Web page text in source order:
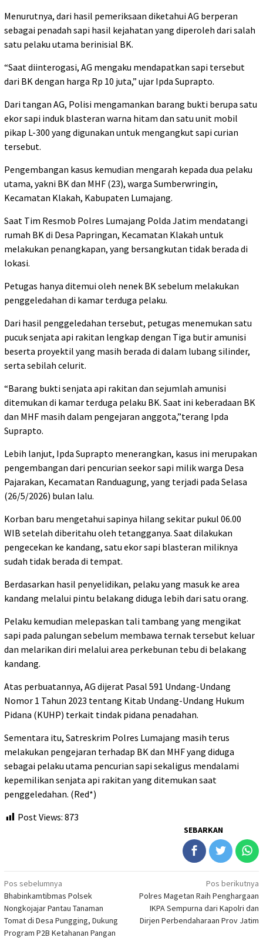
Menurutnya, dari hasil pemeriksaan diketahui AG berperan
sebagai penadah sapi hasil kejahatan yang diperoleh dari salah
satu pelaku utama berinisial BK.
“Saat diinterogasi, AG mengaku mendapatkan sapi tersebut
dari BK dengan harga Rp 10 juta,” ujar Ipda Suprapto.
Dari tangan AG, Polisi mengamankan barang bukti berupa satu
ekor sapi induk blasteran warna hitam dan satu unit mobil
pikap L-300 yang digunakan untuk mengangkut sapi curian
tersebut.
Pengembangan kasus kemudian mengarah kepada dua pelaku
utama, yakni BK dan MHF (23), warga Sumberwringin,
Kecamatan Klakah, Kabupaten Lumajang.
Saat Tim Resmob Polres Lumajang Polda Jatim mendatangi
rumah BK di Desa Papringan, Kecamatan Klakah untuk
melakukan penangkapan, yang bersangkutan tidak berada di
lokasi.
Petugas hanya ditemui oleh nenek BK sebelum melakukan
penggeledahan di kamar terduga pelaku.
Dari hasil penggeledahan tersebut, petugas menemukan satu
pucuk senjata api rakitan lengkap dengan Tiga butir amunisi
beserta proyektil yang masih berada di dalam lubang silinder,
serta sebilah celurit.
“Barang bukti senjata api rakitan dan sejumlah amunisi
ditemukan di kamar terduga pelaku BK. Saat ini keberadaan BK
dan MHF masih dalam pengejaran anggota,”terang Ipda
Suprapto.
Lebih lanjut, Ipda Suprapto menerangkan, kasus ini merupakan
pengembangan dari pencurian seekor sapi milik warga Desa
Pajarakan, Kecamatan Randuagung, yang terjadi pada Selasa
(26/5/2026) bulan lalu.
Korban baru mengetahui sapinya hilang sekitar pukul 06.00
WIB setelah diberitahu oleh tetangganya. Saat dilakukan
pengecekan ke kandang, satu ekor sapi blasteran miliknya
sudah tidak berada di tempat.
Berdasarkan hasil penyelidikan, pelaku yang masuk ke area
kandang melalui pintu belakang diduga lebih dari satu orang.
Pelaku kemudian melepaskan tali tambang yang mengikat
sapi pada palungan sebelum membawa ternak tersebut keluar
dan melarikan diri melalui area perkebunan tebu di belakang
kandang.
Atas perbuatannya, AG dijerat Pasal 591 Undang-Undang
Nomor 1 Tahun 2023 tentang Kitab Undang-Undang Hukum
Pidana (KUHP) terkait tindak pidana penadahan.
Sementara itu, Satreskrim Polres Lumajang masih terus
melakukan pengejaran terhadap BK dan MHF yang diduga
sebagai pelaku utama pencurian sapi sekaligus mendalami
kepemilikan senjata api rakitan yang ditemukan saat
penggeledahan. (Red*)
Post Views: 873
SEBARKAN
Navigasi
pos
Pos sebelumnya
Bhabinkamtibmas Polsek
Nongkojajar Pantau Tanaman
Tomat di Desa Pungging, Dukung
Program P2B Ketahanan Pangan
Pos berikutnya
Polres Magetan Raih Penghargaan
IKPA Sempurna dari Kapolri dan
Dirjen Perbendaharaan Prov Jatim